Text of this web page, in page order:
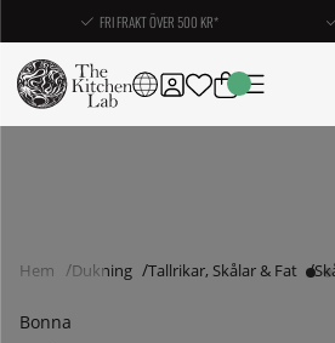
FRI FRAKT ÖVER 500 KR*
Hem Dukning Tallrikar, Skålar & Fat
Bonna